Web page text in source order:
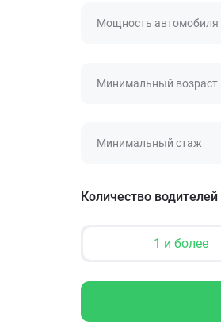
Мощность автомобиля
Минимальный возраст
Минимальный стаж
Количество водителей
1 и более